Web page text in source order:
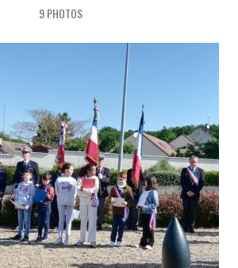
9 PHOTOS